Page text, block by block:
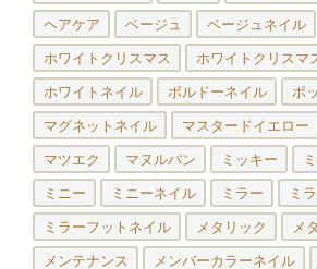
ヘアケア ベージュ ベージュネイル
ホワイトクリスマス ホワイトクリスマ
ホワイトネイル ボルドーネイル ポ
マグネットネイル マスタードイエロー
マツエク マヌルパン ミッキー
ミニー ミニーネイル ミラー ミ
ミラーフットネイル メタリック メ
メンテナンス メンバーカラーネイル